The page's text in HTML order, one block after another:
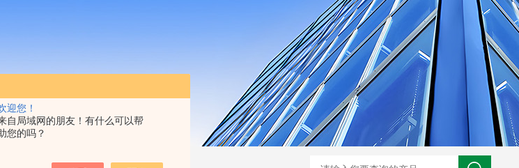
迎您！
自局域网的朋友！有什么可以帮
您的吗？